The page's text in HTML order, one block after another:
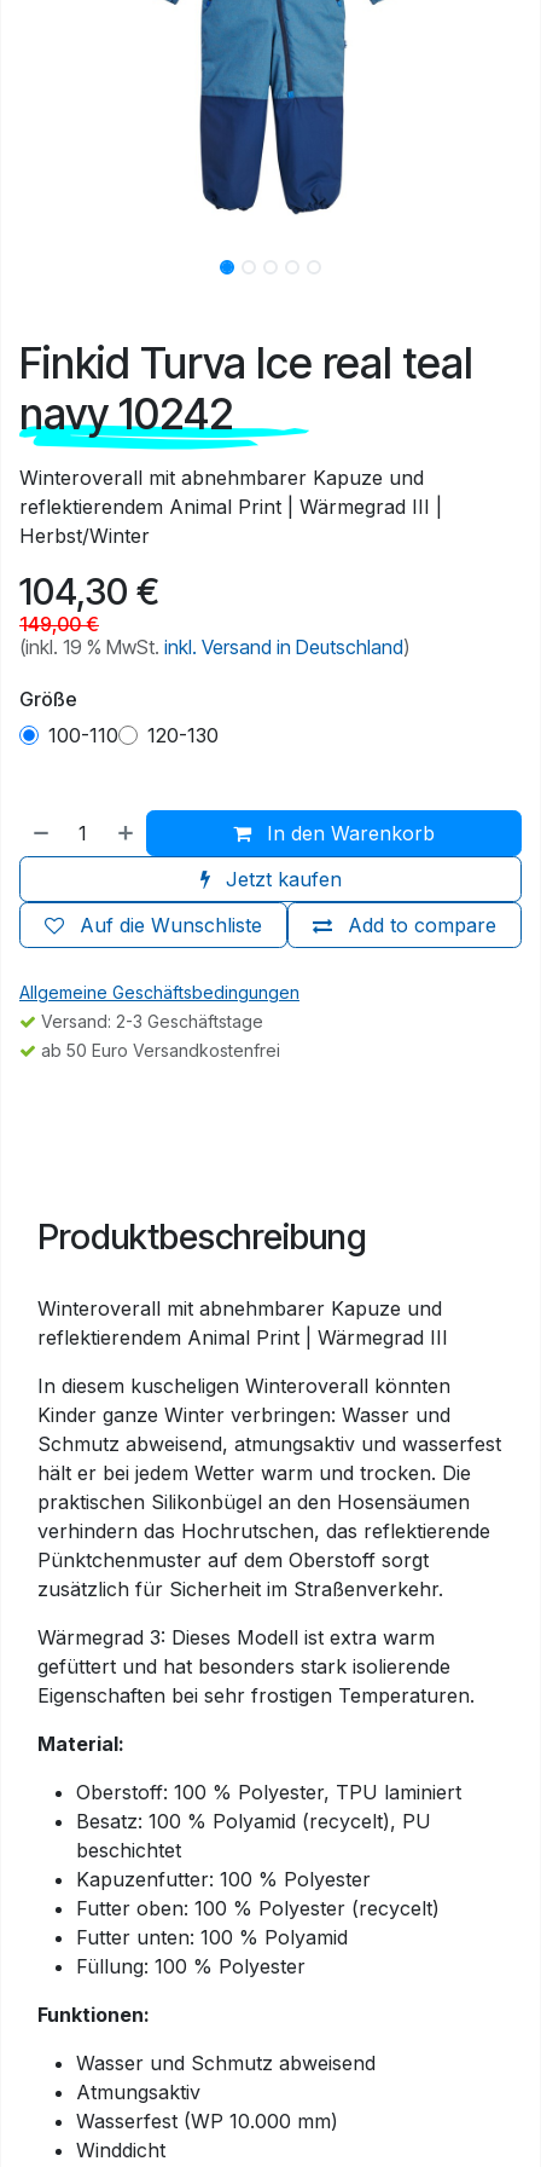
Finkid Turva Ice real teal
navy 10242
Winteroverall mit abnehmbarer Kapuze und
reflektierendem Animal Print | Wärmegrad III |
Herbst/Winter
104,30 €
149,00€
(inkl. 19 % MwSt. inkl. Versand in Deutschland)
Größe
100-110
120-130
In den Warenkorb
Jetzt kaufen
Add to compare
Auf die Wunschliste
Allgemeine Geschäftsbedingungen
Versand: 2-3 Geschäftstage
ab 50 Euro Versandkostenfrei
Produktbeschreibung
Winteroverall mit abnehmbarer Kapuze und
reflektierendem Animal Print | Wärmegrad III
In diesem kuscheligen Winteroverall könnten
Kinder ganze Winter verbringen: Wasser und
Schmutz abweisend, atmungsaktiv und wasserfest
hält er bei jedem Wetter warm und trocken. Die
praktischen Silikonbügel an den Hosensäumen
verhindern das Hochrutschen, das reflektierende
Pünktchenmuster auf dem Oberstoff sorgt
zusätzlich für Sicherheit im Straßenverkehr.
Wärmegrad 3: Dieses Modell ist extra warm
gefüttert und hat besonders stark isolierende
Eigenschaften bei sehr frostigen Temperaturen.
Material:
Oberstoff: 100 % Polyester, TPU laminiert
Besatz: 100 % Polyamid (recycelt), PU
beschichtet
Kapuzenfutter: 100 % Polyester
Futter oben: 100 % Polyester (recycelt)
Futter unten: 100 % Polyamid
Füllung: 100 % Polyester
Funktionen:
Wasser und Schmutz abweisend
Atmungsaktiv
Wasserfest (WP 10.000 mm)
Winddicht